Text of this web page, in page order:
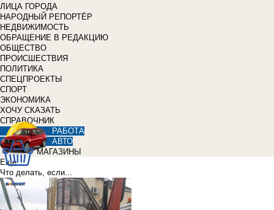
ЛИЦА ГОРОДА
НАРОДНЫЙ РЕПОРТЁР
НЕДВИЖИМОСТЬ
ОБРАЩЕНИЕ В РЕДАКЦИЮ
ОБЩЕСТВО
ПРОИСШЕСТВИЯ
ПОЛИТИКА
СПЕЦПРОЕКТЫ
СПОРТ
ЭКОНОМИКА
ХОЧУ СКАЗАТЬ
СПРАВОЧНИК
РАБОТА
АВТО
МАГАЗИНЫ
Еще
Что делать, если...